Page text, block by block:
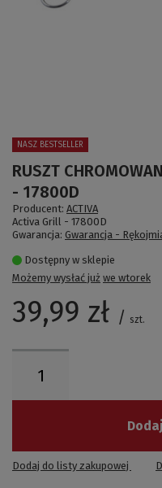
RUSZT
- 17800D
NASZ BESTSELLER
Producent: ACTIVA
Activa Grill - 17800D
Gwarancja: Gwarancja -
Dostępny w sklepie
Możemy wysłać już we wtorek
39,99 zł / szt.
Dodaj do listy zakupowej